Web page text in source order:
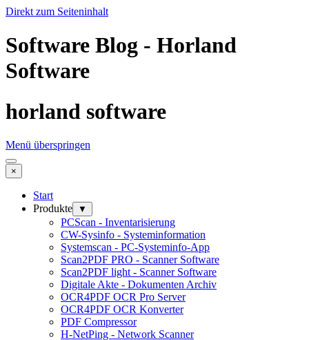
Direkt zum Seiteninhalt
Software Blog - Horland
Software
horland software
Menü überspringen
×
Start
Produkte
▼
PCScan - Inventarisierung
CW-Sysinfo - Systeminformation
Systemscan - PC-Systeminfo-App
Scan2PDF PRO - Scanner Software
Scan2PDF light - Scanner Software
Digitale Akte - Dokumenten Archiv
OCR4PDF OCR Pro Server
OCR4PDF OCR Konverter
PDF Compressor
H-NetPing - Network Scanner